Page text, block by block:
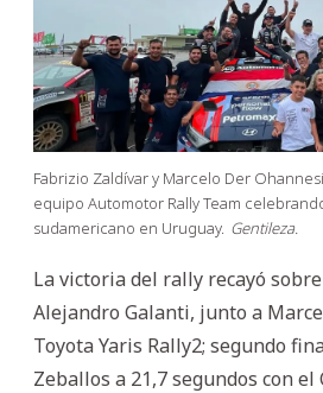
Fabrizio Zaldívar y Marcelo Der
equipo Automotor Rally Team
sudamericano en Uruguay. Gentileza.
La victoria del rally recayó
Alejandro Galanti, junto a
Toyota Yaris Rally2; segundo
Zeballos a 21,7 segundos con el